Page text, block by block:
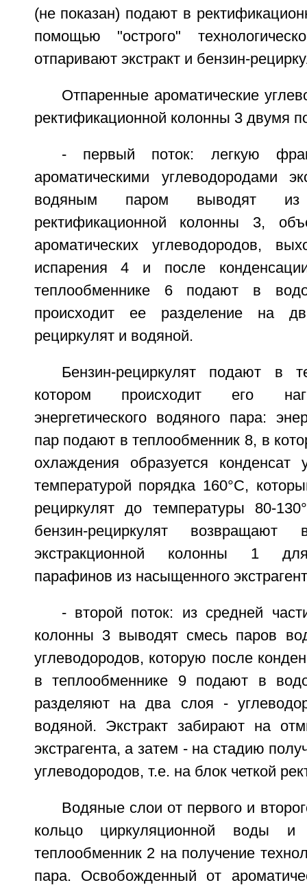
(не показан) подают в
помощью "острого"
отпаривают экстракт и бензин-
Отпаренные ароматические
ректификационной колонны 3 двумя
- первый поток: легкую
ароматическими углеводородами
водяным паром выводят из
ректификационной колонны 3,
ароматических углеводородов,
испарения 4 и после
теплообменнике 6 подают в
происходит ее разделение на
рециркулят и водяной.
Бензин-рециркулят подают в
котором происходит его
энергетического водяного пара:
пар подают в теплообменник 8, в
охлаждения образуется конденсат
температурой порядка 160°С,
рециркулят до температуры 80-
бензин-рециркулят
экстракционной колонны 1
парафинов из насыщенного
- второй поток: из средней
колонны 3 выводят смесь паров
углеводородов, которую после
в теплообменнике 9 подают в
разделяют на два слоя -
водяной. Экстракт забирают на
экстрагента, а затем - на стадию
углеводородов, т.е. на блок четкой
Водяные слои от первого и
кольцо циркуляционной воды
теплообменник 2 на получение
пара. Освобожденный от